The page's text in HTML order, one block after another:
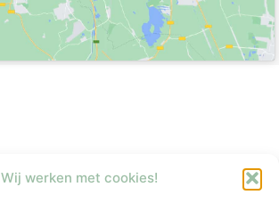
Wij werken met cookies!